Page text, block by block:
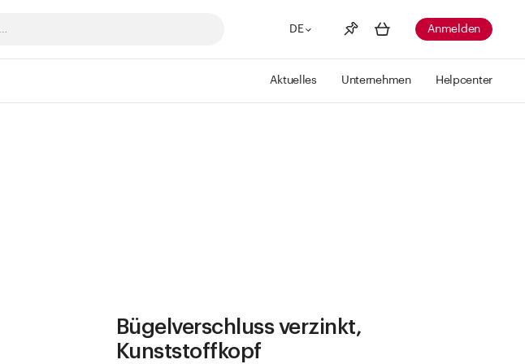
DE
Merkliste Mehr anzeigen
Anmelden
Aktuelles Unternehmen Helpcenter
Bügelverschluss verzinkt,
Kunststoffkopf